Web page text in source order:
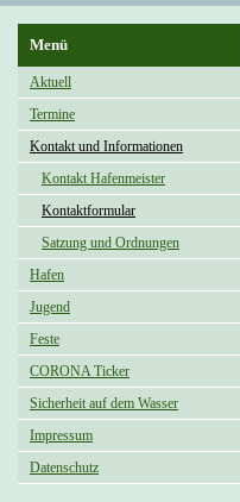
Menü
Aktuell
Termine
Kontakt und Informationen
Kontakt Hafenmeister
Kontaktformular
Satzung und Ordnungen
Hafen
Jugend
Feste
CORONA Ticker
Sicherheit auf dem Wasser
Impressum
Datenschutz